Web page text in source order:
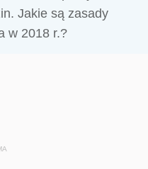
Jakie są zasady
w 2018 r.?